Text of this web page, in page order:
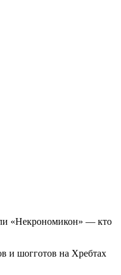
«Некрономикон» — кто
и шогготов на Хребтах